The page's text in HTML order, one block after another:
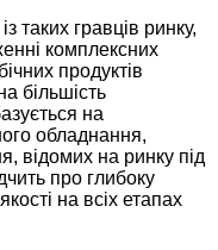
таких гравців ринку,
комплексних
продуктів
більшість
на
обладнання,
відомих на ринку під
про глибоку
на всіх етапах